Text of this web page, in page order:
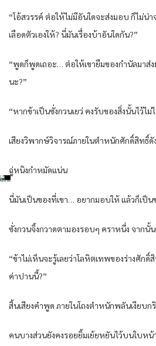
“โอ้สวรรค์ ต่อให้ไม่มีอันใดจะส่งมอบ ก็ไม่น่
เลือดตัวเองให้? นี่มันเรื่องบ้าอันใดกัน?”
“พูดก็พูดเถอะ… ต่อให้เขายืมของกำนัลมาส่
นะ?”
“หากข้าเป็นซั่งกวนเยว่ คงรับของสิ่งนั้นไว้ไม่
เสียงวิพากษ์วิจารณ์ภายในตำหนักศักดิ์สิทธิ์ดั
ฉู่หนิงกำหมัดแน่น
นี่มันเป็นของที่เขา… อยากมอบให้ แล้วก็เป็
ซั่งกวนจิ้งกวาดตามองรอบๆ คราหนึ่ง จากนั้
“ข้าไม่เห็นจะรู้เลยว่าโลหิตเทพของร่างศัก
ค่าปานนี้?”
สิ้นเสียงคำพูด ภายในโถงตำหนักพลันเงียบก
คนบางส่วนยังคงรอยยิ้มเย้ยหยันไว้บนใบห